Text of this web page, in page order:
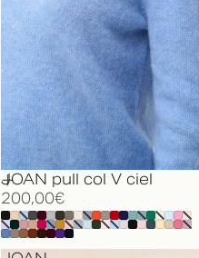
JOAN pull col V ciel
200,00€